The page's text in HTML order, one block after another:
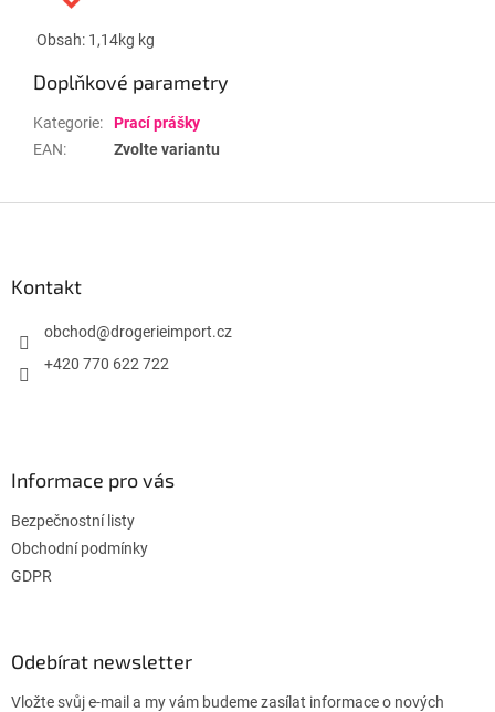
Obsah: 1,14kg kg
Doplňkové parametry
Kategorie:
Prací prášky
EAN: Zvolte variantu
Kontakt
obchod@drogerieimport.cz
+420 770 622 722
Informace pro vás
Bezpečnostní listy
Obchodní podmínky
GDPR
Odebírat newsletter
Vložte svůj e-mail a my vám budeme zasílat informace o nových